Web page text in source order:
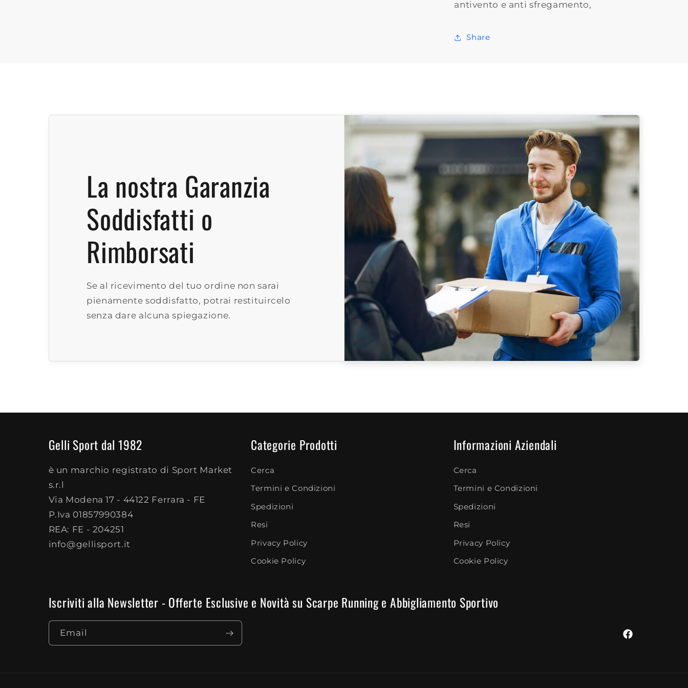
antivento e anti sfregamento,
Share
La nostra Garanzia
Soddisfatti o
Rimborsati
Se al ricevimento del tuo ordine non sarai
pienamente soddisfatto, potrai restituircelo
senza dare alcuna spiegazione.
Gelli Sport dal 1982
è un marchio registrato di Sport Market
s.r.l
Via Modena 17 - 44122 Ferrara - FE
P.Iva 01857990384
REA: FE - 204251
info@gellisport.it
Categorie Prodotti
Cerca
Termini e Condizioni
Spedizioni
Resi
Privacy Policy
Cookie Policy
Informazioni Aziendali
Cerca
Termini e Condizioni
Spedizioni
Resi
Privacy Policy
Cookie Policy
Iscriviti alla Newsletter - Offerte Esclusive e Novità su Scarpe Running e Abbigliamento Sportivo
Email
Facebook